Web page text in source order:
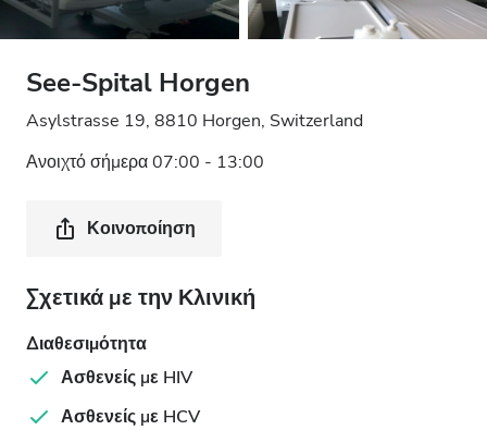
See-Spital Horgen
Asylstrasse 19, 8810 Horgen, Switzerland
Ανοιχτό σήμερα 07:00 - 13:00
Κοινοποίηση
Σχετικά με την Κλινική
Διαθεσιμότητα
Ασθενείς με HIV
Ασθενείς με HCV